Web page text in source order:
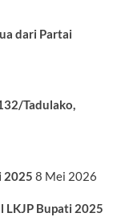
dari Partai
Tadulako,
2025 8 Mei 2026
LKJP Bupati 2025